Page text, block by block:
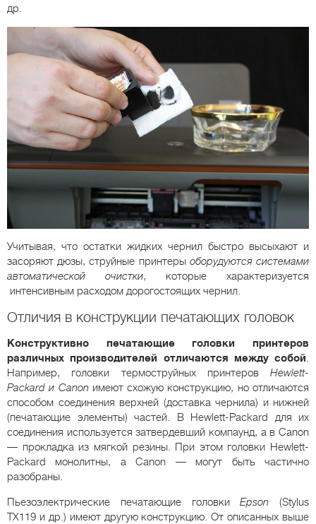
др.
Учитывая, что остатки жидких чернил быстро высыхают и
засоряют дюзы, струйные принтеры оборудуются системами
автоматической очистки, которые характеризуется
интенсивным расходом дорогостоящих чернил.
Отличия в конструкции печатающих головок
Конструктивно печатающие головки принтеров
различных производителей отличаются между собой
Например, головки термоструйных принтеров Hewlett-
Packard и Canonимеют схожую конструкцию, но отличаются
способом соединения верхней (доставка чернила) и нижней
(печатающие элементы) частей. В Hewlett-Packard для их
соединения используется затвердевший компаунд, а в Canon
— прокладка из мягкой резины. При этом головки Hewlett-
Packard монолитны, а Canon — могут быть частично
разобраны.
Пьезоэлектрические печатающие головкиEpson (Stylus
TX119 и др.) имеют другую конструкцию. От описанных выше